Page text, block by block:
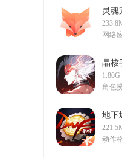
灵魂
试
网络
晶核
卓版
1.80G
角色
地下
服官
版
动作